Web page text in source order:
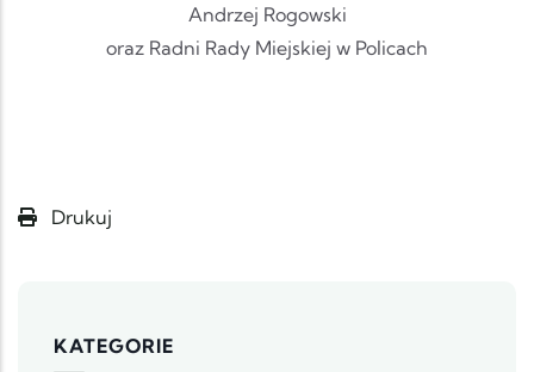
Andrzej Rogowski
oraz Radni Rady Miejskiej w Policach
Drukuj
KATEGORIE